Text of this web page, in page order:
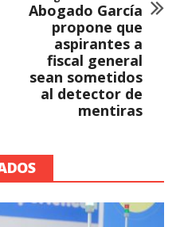
Abogado García
propone que
aspirantes a
fiscal general
sean sometidos
al detector de
mentiras